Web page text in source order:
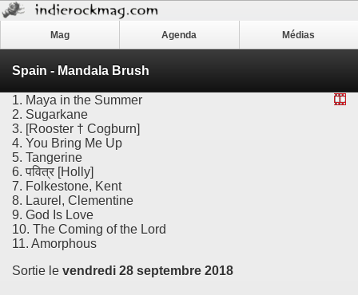
Mag Agenda Médias
Spain - Mandala Brush
1. Maya in the Summer
2. Sugarkane
3. [Rooster † Cogburn]
4. You Bring Me Up
5. Tangerine
6. पवित्र [Holly]
7. Folkestone, Kent
8. Laurel, Clementine
9. God Is Love
10. The Coming of the Lord
11. Amorphous
Sortie le vendredi 28 septembre 2018